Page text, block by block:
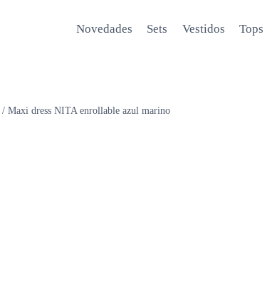
Novedades Sets Vestidos Tops
/ Maxi dress NITA enrollable azul marino